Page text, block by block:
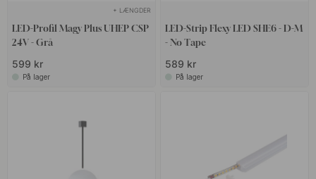
+ LÆNGDER
LED-Profil Magy Plus UHEP CSP
24V - Grå
599 kr
På lager
LED-Strip Flexy LED SHE6 - D-M
- No Tape
589 kr
På lager